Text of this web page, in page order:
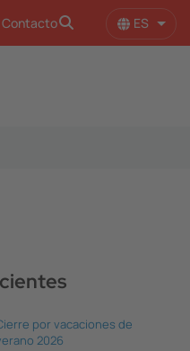
Contacto ES
por vacaciones de
2026